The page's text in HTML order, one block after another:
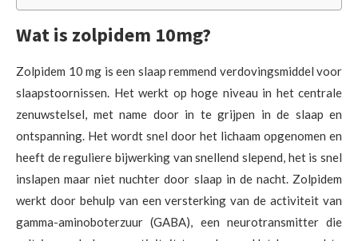
Wat is zolpidem 10mg?
Zolpidem 10 mg is een slaap remmend verdovingsmiddel voor
slaapstoornissen. Het werkt op hoge niveau in het centrale
zenuwstelsel, met name door in te grijpen in de slaap en
ontspanning. Het wordt snel door het lichaam opgenomen en
heeft de reguliere bijwerking van snellend slepend, het is snel
inslapen maar niet nuchter door slaap in de nacht. Zolpidem
werkt door behulp van een versterking van de activiteit van
gamma-aminoboterzuur (GABA), een neurotransmitter die